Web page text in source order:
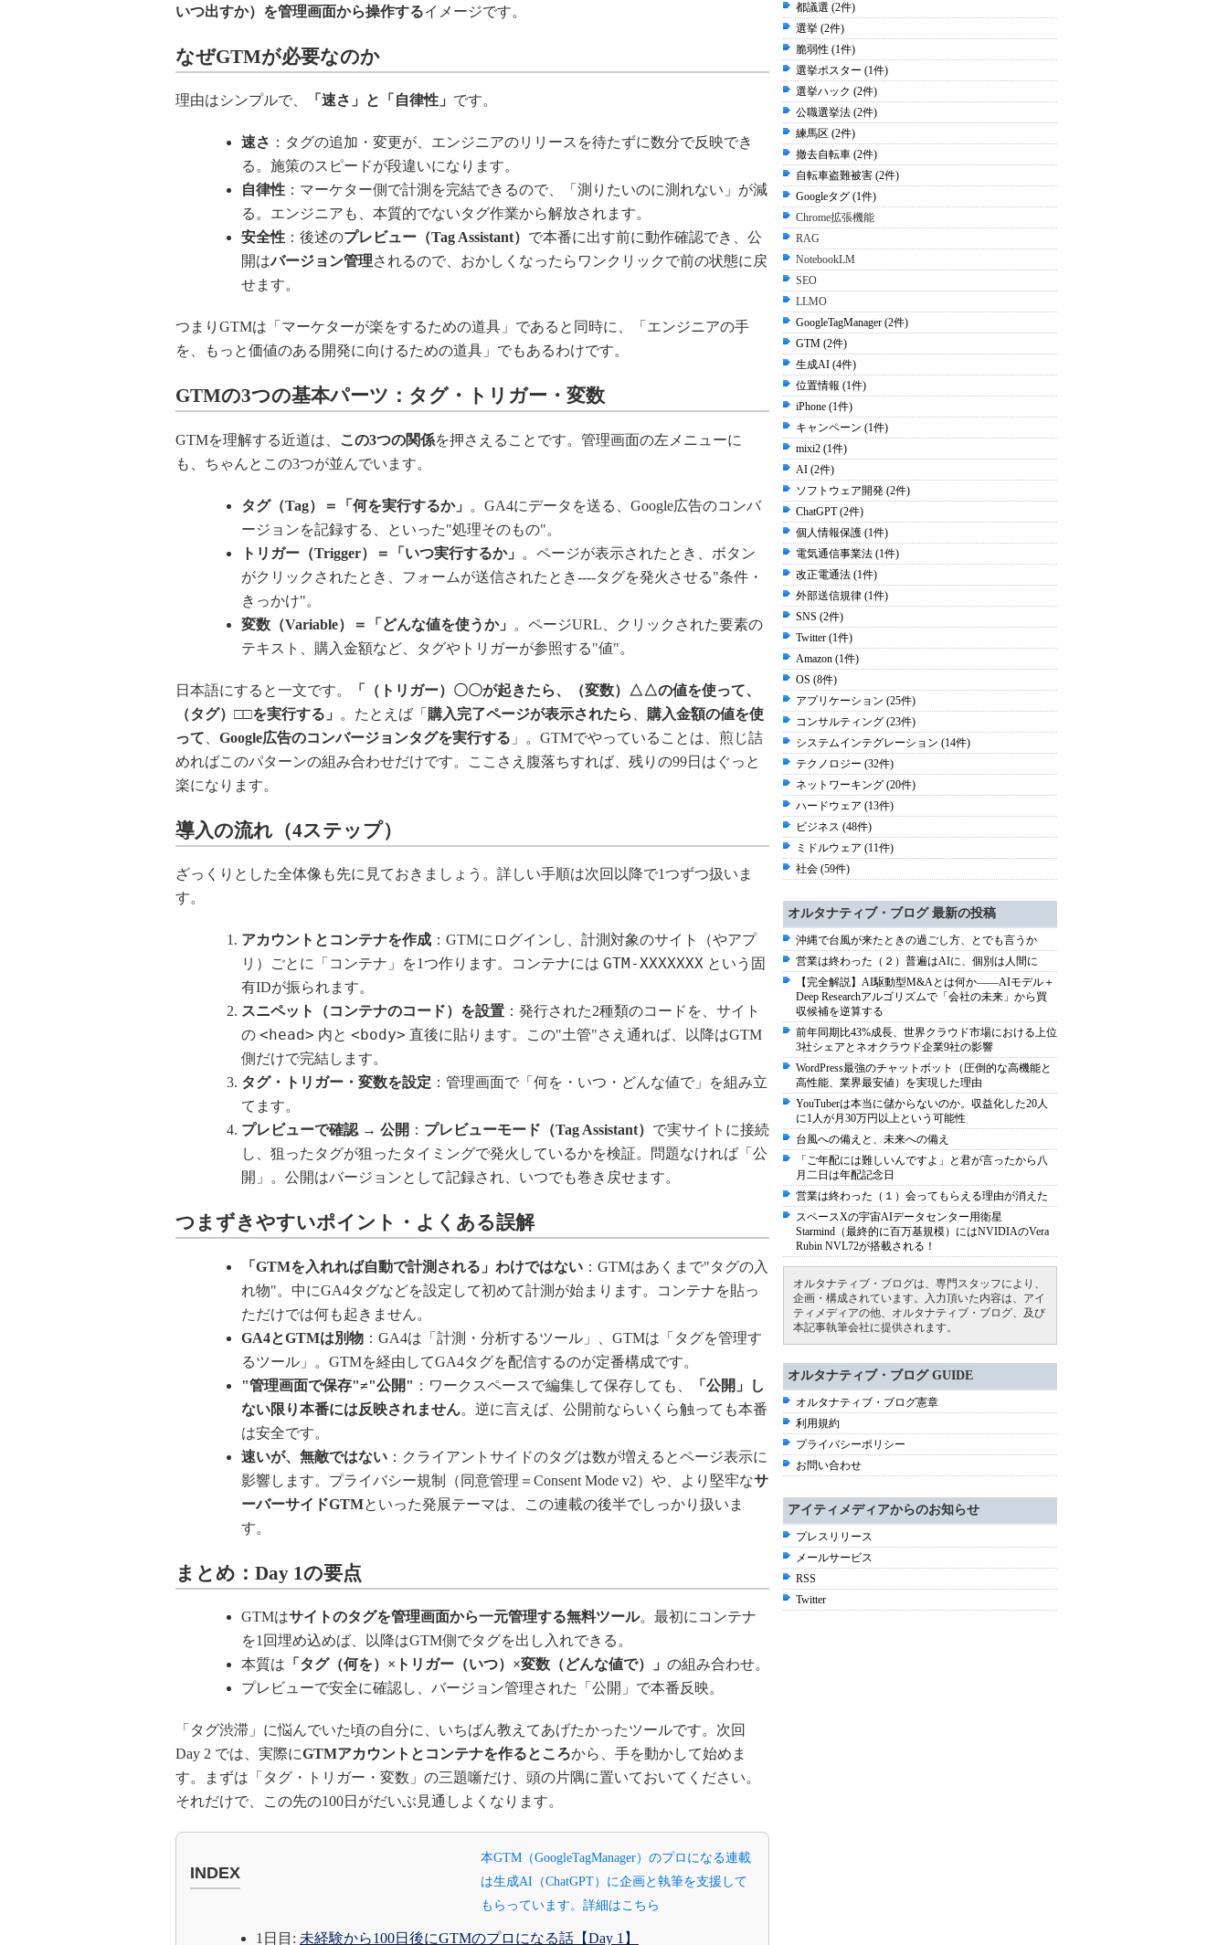
いつ出すか）を管理画面から操作するイメージです。
なぜGTMが必要なのか
理由はシンプルで、 「速さ」と「自律性」 です。
速さ ：タグの追加・変更が、エンジニアのリリースを待たずに数分で反映でき
る。施策のスピードが段違いになります。
自律性 ：マーケター側で計測を完結できるので、「測りたいのに測れない」が減
る。エンジニアも、本質的でないタグ作業から解放されます。
安全性 ：後述のプレビュー（Tag Assistant） で本番に出す前に動作確認でき、公
開はバージョン管理されるので、おかしくなったらワンクリックで前の状態に戻
せます。
つまりGTMは「マーケターが楽をするための道具」であると同時に、「エンジニアの手
を、もっと価値のある開発に向けるための道具」でもあるわけです。
GTMの3つの基本パーツ：タグ・トリガー・変数
GTMを理解する近道は、 この3つの関係を押さえることです。管理画面の左メニューに
も、ちゃんとこの3つが並んでいます。
タグ（Tag）＝「何を実行するか」
。GA4にデータを送る、Google広告のコンバ
ージョンを記録する、といった"処理そのもの"。
トリガー（Trigger）＝「いつ実行するか」
。ページが表示されたとき、ボタン
がクリックされたとき、フォームが送信されたとき----タグを発火させる"条件・
きっかけ"。
変数（Variable）＝「どんな値を使うか」
。ページURL、クリックされた要素の
テキスト、購入金額など、タグやトリガーが参照する"値"。
日本語にすると一文です。
「（トリガー）〇〇が起きたら、（変数）△△の値を使って、
（タグ）□□を実行する」
。たとえば「 購入完了ページが表示されたら
購入金額の値を使
って
Google広告のコンバージョンタグを実行する 」。GTMでやっていることは、煎じ詰
めればこのパターンの組み合わせだけです。ここさえ腹落ちすれば、残りの99日はぐっと
楽になります。
導入の流れ（4ステップ）
ざっくりとした全体像も先に見ておきましょう。詳しい手順は次回以降で1つずつ扱いま
す。
アカウントとコンテナを作成 ：GTMにログインし、計測対象のサイト（やアプ
リ）ごとに「コンテナ」を1つ作ります。コンテナには GTM-XXXXXXX という固
有IDが振られます。
スニペット（コンテナのコード）を設置 ：発行された2種類のコードを、サイト
の <head> 内と <body> 直後に貼ります。この"土管"さえ通れば、以降はGTM
側だけで完結します。
タグ・トリガー・変数を設定 ：管理画面で「何を・いつ・どんな値で」を組み立
てます。
プレビューで確認 → 公開 ： プレビューモード（Tag Assistant） で実サイトに接続
し、狙ったタグが狙ったタイミングで発火しているかを検証。問題なければ「公
開」。公開はバージョンとして記録され、いつでも巻き戻せます。
つまずきやすいポイント・よくある誤解
「GTMを入れれば自動で計測される」わけではない ：GTMはあくまで"タグの入
れ物"。中にGA4タグなどを設定して初めて計測が始まります。コンテナを貼っ
ただけでは何も起きません。
GA4とGTMは別物 ：GA4は「計測・分析するツール」、GTMは「タグを管理す
るツール」。GTMを経由してGA4タグを配信するのが定番構成です。
"管理画面で保存"≠"公開" ：ワークスペースで編集して保存しても、
「公開」し
ない限り本番には反映されません。逆に言えば、公開前ならいくら触っても本番
は安全です。
速いが、無敵ではない ：クライアントサイドのタグは数が増えるとページ表示に
影響します。プライバシー規制（同意管理＝Consent Mode v2）や、より堅牢なサ
ーバーサイドGTMといった発展テーマは、この連載の後半でしっかり扱いま
す。
まとめ：Day 1の要点
GTMはサイトのタグを管理画面から一元管理する無料ツール。最初にコンテナ
を1回埋め込めば、以降はGTM側でタグを出し入れできる。
本質は 「タグ（何を）×トリガー（いつ）×変数（どんな値で）」 の組み合わせ。
プレビューで安全に確認し、バージョン管理された「公開」で本番反映。
「タグ渋滞」に悩んでいた頃の自分に、いちばん教えてあげたかったツールです。次回
Day 2 では、実際にGTMアカウントとコンテナを作るところから、手を動かして始めま
す。まずは「タグ・トリガー・変数」の三題噺だけ、頭の片隅に置いておいてください。
それだけで、この先の100日がだいぶ見通しよくなります。
INDEX
本GTM（GoogleTagManager）のプロになる連載
は生成AI（ChatGPT）に企画と執筆を支援して
もらっています。詳細はこちら
1日目: 未経験から100日後にGTMのプロになる話【Day 1】
都議選 (2件)
選挙 (2件)
脆弱性 (1件)
選挙ポスター (1件)
選挙ハック (2件)
公職選挙法 (2件)
練馬区 (2件)
撤去自転車 (2件)
自転車盗難被害 (2件)
Googleタグ (1件)
Chrome拡張機能
RAG
NotebookLM
SEO
LLMO
GoogleTagManager (2件)
GTM (2件)
生成AI (4件)
位置情報 (1件)
iPhone (1件)
キャンペーン (1件)
mixi2 (1件)
AI (2件)
ソフトウェア開発 (2件)
ChatGPT (2件)
個人情報保護 (1件)
電気通信事業法 (1件)
改正電通法 (1件)
外部送信規律 (1件)
SNS (2件)
Twitter (1件)
Amazon (1件)
OS (8件)
アプリケーション (25件)
コンサルティング (23件)
システムインテグレーション (14件)
テクノロジー (32件)
ネットワーキング (20件)
ハードウェア (13件)
ビジネス (48件)
ミドルウェア (11件)
社会 (59件)
オルタナティブ・ブログ 最新の投稿
沖縄で台風が来たときの過ごし方、とでも言うか
営業は終わった（２）普遍はAIに、個別は人間に
【完全解説】AI駆動型M&Aとは何か――AIモデル＋
Deep Researchアルゴリズムで「会社の未来」から買
収候補を逆算する
前年同期比43%成長、世界クラウド市場における上位
3社シェアとネオクラウド企業9社の影響
WordPress最強のチャットボット（圧倒的な高機能と
高性能、業界最安値）を実現した理由
YouTuberは本当に儲からないのか。収益化した20人
に1人が月30万円以上という可能性
台風への備えと、未来への備え
「ご年配には難しいんですよ」と君が言ったから八
月二日は年配記念日
営業は終わった（１）会ってもらえる理由が消えた
スペースXの宇宙AIデータセンター用衛星
Starmind（最終的に百万基規模）にはNVIDIAのVera
Rubin NVL72が搭載される！
オルタナティブ・ブログは、専門スタッフにより、
企画・構成されています。入力頂いた内容は、アイ
ティメディアの他、オルタナティブ・ブログ、及び
本記事執筆会社に提供されます。
オルタナティブ・ブログ GUIDE
オルタナティブ・ブログ憲章
利用規約
プライバシーポリシー
お問い合わせ
アイティメディアからのお知らせ
プレスリリース
メールサービス
RSS
Twitter